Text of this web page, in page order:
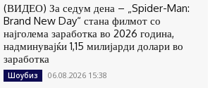
(ВИДЕО) За седум дена – „Spider-Man:
Brand New Day“ стана филмот со
најголема заработка во 2026 година,
надминувајќи 1,15 милијарди долари во
заработка
Шоубиз 06.08.2026 15:38